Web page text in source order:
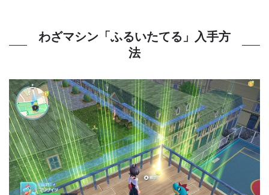
わざマシン「ふるいたてる」入手方
法